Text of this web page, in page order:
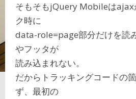
そもそもjQuery Mobileはajax
ク時に
data-role=page部分だけを読
やフッタが
読み込まれない。
だからトラッキングコードの
ず、最初の